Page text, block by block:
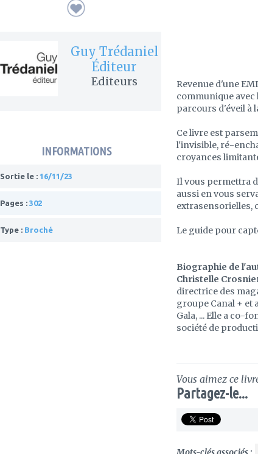
Guy Trédaniel
Éditeur
Editeurs
INFORMATIONS
Sortie le : 16/11/23
Pages : 302
Type : Broché
Revenue d'une
communique avec
parcours d'éveil à
Ce livre est
l'invisible, ré-
croyances
Il vous permettra
aussi en vous
extrasensorielles,
Le guide pour
Biographie de
Christelle
directrice des
groupe Canal + et
Gala, ... Elle a co-
société de
Vous aimez ce
Partagez-le...